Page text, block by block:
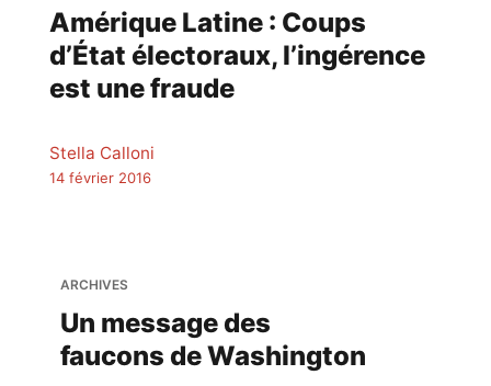
Amérique Latine : Coups
d’État électoraux, l’ingérence
est une fraude
Stella Calloni
14 février 2016
ARCHIVES
Un message des
faucons de Washington